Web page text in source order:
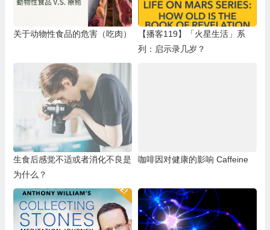
关于动物性食品的危害（吃肉）
【播客119】「火星生活」系
列：启示录几岁？
生食后感觉不适或者消化不良是
为什么？
咖啡因对健康的影响 Caffeine